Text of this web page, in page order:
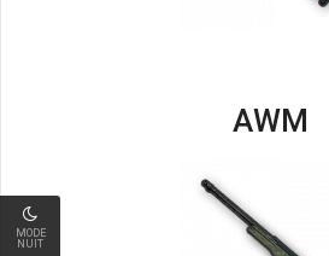
MODE
NUIT
AWM